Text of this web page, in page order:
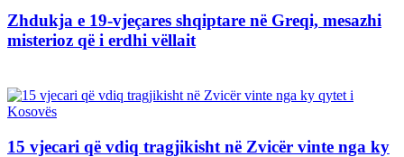
Zhdukja e 19-vjeçares shqiptare në Greqi, mesazhi
misterioz që i erdhi vëllait
15 vjecari që vdiq tragjikisht në Zvicër vinte nga ky